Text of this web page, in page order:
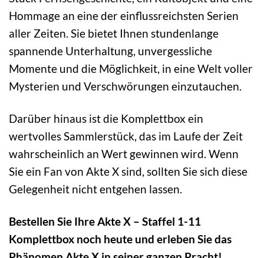
Hommage an eine der einflussreichsten Serien
aller Zeiten. Sie bietet Ihnen stundenlange
spannende Unterhaltung, unvergessliche
Momente und die Möglichkeit, in eine Welt voller
Mysterien und Verschwörungen einzutauchen.
Darüber hinaus ist die Komplettbox ein
wertvolles Sammlerstück, das im Laufe der Zeit
wahrscheinlich an Wert gewinnen wird. Wenn
Sie ein Fan von Akte X sind, sollten Sie sich diese
Gelegenheit nicht entgehen lassen.
Bestellen Sie Ihre Akte X – Staffel 1-11
Komplettbox noch heute und erleben Sie das